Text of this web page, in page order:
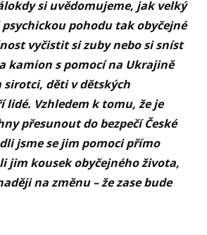
si uvědomujeme, jak velký
pohodu tak obyčejné
vyčistit si zuby nebo si sníst
kamion s pomocí na Ukrajině
sirotci, děti v dětských
lidé. Vzhledem k tomu, že je
přesunout do bezpečí České
jsme se jim pomoci přímo
jim kousek obyčejného života,
na změnu – že zase bude